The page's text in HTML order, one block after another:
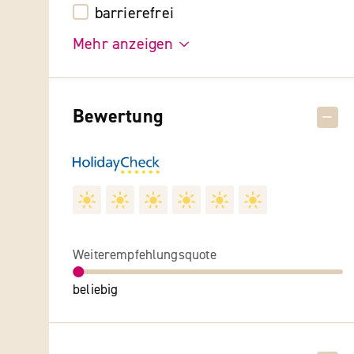
barrierefrei
Mehr anzeigen
Bewertung
Weiterempfehlungsquote
beliebig